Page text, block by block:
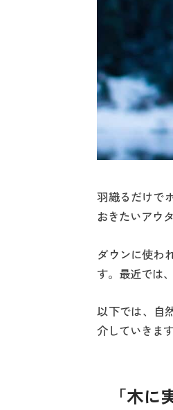
羽織るだけで
おきたいアウ
ダウンに使わ
す。最近では
以下では、自
介していきます
「木